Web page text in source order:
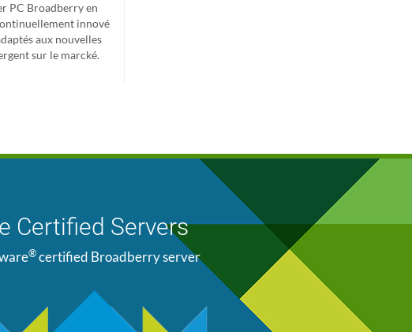
PC Broadberry en
innové
aux nouvelles
sur le marcké.
Certified Servers
®certified Broadberry server